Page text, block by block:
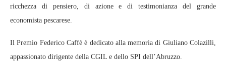
ricchezza di pensiero, di azione e di testimonianza del grande
economista pescarese.
Il Premio Federico Caffè è dedicato alla memoria di Giuliano Colazilli,
appassionato dirigente della CGIL e dello SPI dell’Abruzzo.